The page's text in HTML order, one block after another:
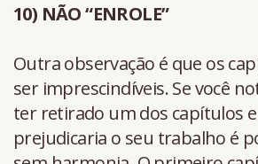
10) NÃO “ENROLE”
Outra observação é que os
ser imprescindíveis. Se você
ter retirado um dos capítulos
prejudicaria o seu trabalho é